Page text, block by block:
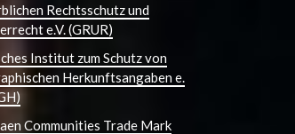
Rechtsschutz und
e.V. (GRUR)
Institut zum Schutz von
Herkunftsangaben e.
Communities Trade Mark